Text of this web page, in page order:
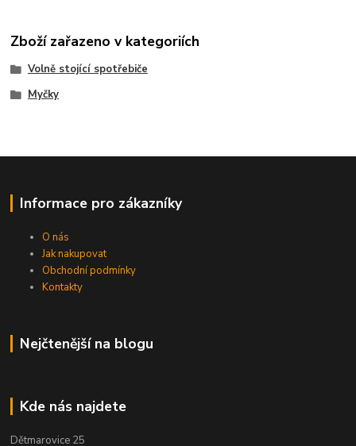
Zboží zařazeno v kategoriích
Volně stojící spotřebiče
Myčky
Informace pro zákazníky
O nás
Jak nakupovat
Obchodní podmínky
Kontakty
Nejčtenější na blogu
Kde nás najdete
Dětmarovice 25